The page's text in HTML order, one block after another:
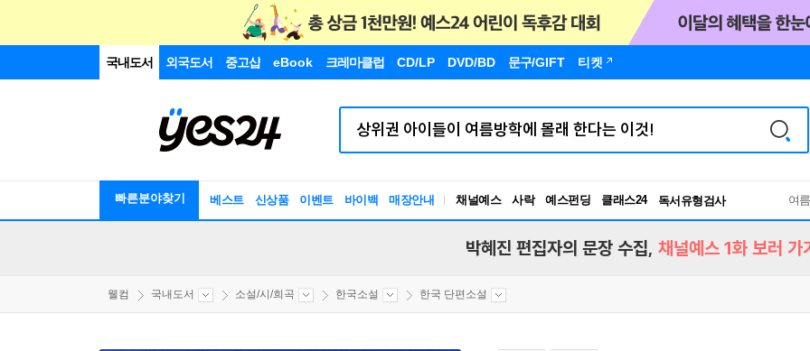
국내도서 외국도서 중고샵 eBook 크레마클럽 CD/LP DVD/BD 문구/GIFT 티켓
빠른분야찾기 베스트 신상품 이벤트 바이백 매장안내 채널예스 사락 예스펀딩 클래스24
독서유형검사
RBTI Lab
여
박혜진 편집자의 문장 수집, 채널예스 1화 보러 가
웰컴 국내도서 소설/시/희곡 한국소설 한국 단편소설